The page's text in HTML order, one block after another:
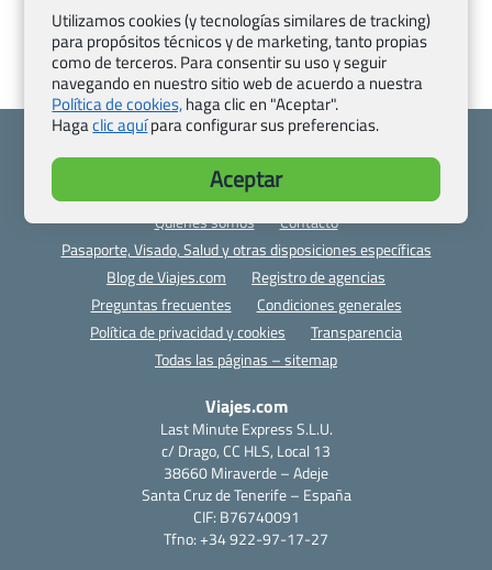
Quienes somos
Contacto
Pasaporte, Visado, Salud y otras disposiciones específicas
Blog de Viajes.com
Registro de agencias
Preguntas frecuentes
Condiciones generales
Política de privacidad y cookies
Transparencia
Todas las páginas – sitemap
Viajes.com
Last Minute Express S.L.U.
c/ Drago, CC HLS, Local 13
38660 Miraverde – Adeje
Santa Cruz de Tenerife – España
CIF: B76740091
Tfno: +34 922-97-17-27
Utilizamos cookies (y tecnologías similares de tracking)
para propósitos técnicos y de marketing, tanto propias
como de terceros. Para consentir su uso y seguir
navegando en nuestro sitio web de acuerdo a nuestra
Política de cookies,haga clic en "Aceptar".
Hagaclic aquípara configurar sus preferencias.
Aceptar